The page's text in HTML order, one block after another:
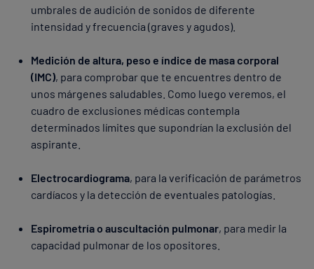
umbrales de audición de sonidos de diferente
intensidad y frecuencia (graves y agudos).
Medición de altura, peso e índice de masa corporal
(IMC), para comprobar que te encuentres dentro de
unos márgenes saludables. Como luego veremos, el
cuadro de exclusiones médicas contempla
determinados límites que supondrían la exclusión del
aspirante.
Electrocardiograma, para la verificación de parámetros
cardíacos y la detección de eventuales patologías.
Espirometría o auscultación pulmonar, para medir la
capacidad pulmonar de los opositores.